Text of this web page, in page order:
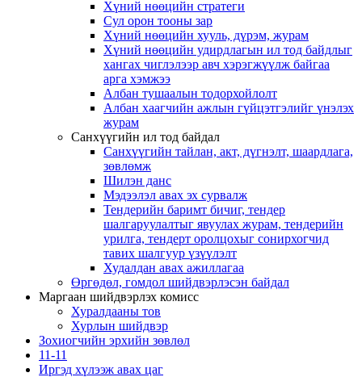
Хүний нөөцийн стратеги
Сул орон тооны зар
Хүний нөөцийн хууль, дүрэм, журам
Хүний нөөцийн удирдлагын ил тод байдлыг
хангах чиглэлээр авч хэрэгжүүлж байгаа
арга хэмжээ
Албан тушаалын тодорхойлолт
Албан хаагчийн ажлын гүйцэтгэлийг үнэлэх
журам
Санхүүгийн ил тод байдал
Санхүүгийн тайлан, акт, дүгнэлт, шаардлага,
зөвлөмж
Шилэн данс
Мэдээлэл авах эх сурвалж
Тендерийн баримт бичиг, тендер
шалгаруулалтыг явуулах журам, тендерийн
урилга, тендерт оролцохыг сонирхогчид
тавих шалгуур үзүүлэлт
Худалдан авах ажиллагаа
Өргөдөл, гомдол шийдвэрлэсэн байдал
Маргаан шийдвэрлэх комисс
Хуралдааны тов
Хурлын шийдвэр
Зохиогчийн эрхийн зөвлөл
11-11
Иргэд хүлээж авах цаг